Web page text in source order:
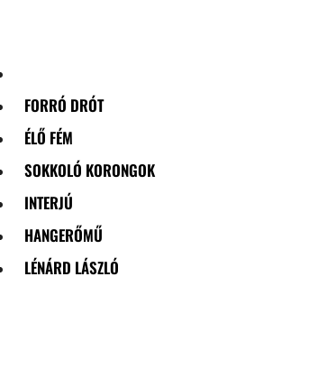
FORRÓ DRÓT
ÉLŐ FÉM
SOKKOLÓ KORONGOK
INTERJÚ
HANGERŐMŰ
LÉNÁRD LÁSZLÓ